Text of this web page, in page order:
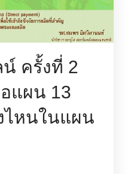
ครั้งที่ 2
แผน 13
ไหนในแผน